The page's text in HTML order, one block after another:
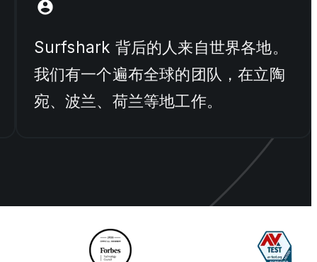
Surfshark 背后的人来自世界各地。
我们有一个遍布全球的团队，在立陶
宛、波兰、荷兰等地工作。